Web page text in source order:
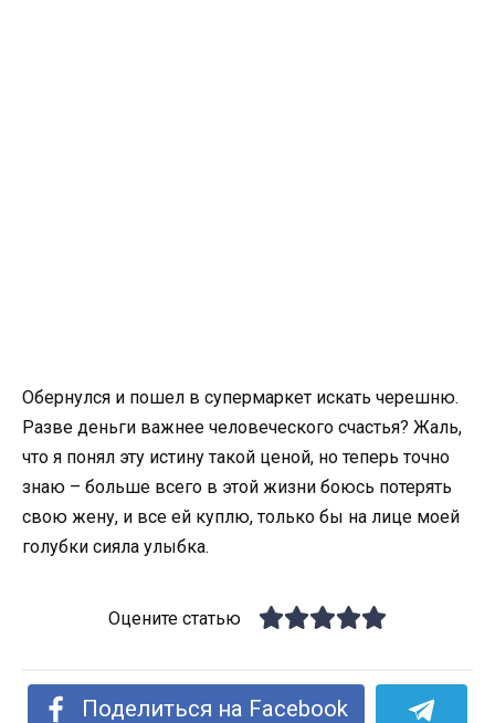
Обернулся и пошел в супермаркет искать черешню.
Разве деньги важнее человеческого счастья? Жаль,
что я понял эту истину такой ценой, но теперь точно
знаю – больше всего в этой жизни боюсь потерять
свою жену, и все ей куплю, только бы на лице моей
голубки сияла улыбка.
Оцените статью
Поделиться на Facebook